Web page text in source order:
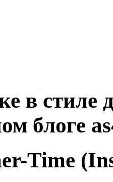
в стиле
блоге
Time